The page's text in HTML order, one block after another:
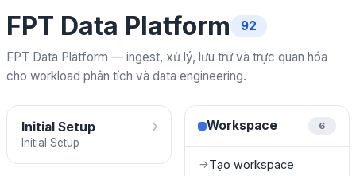
FPT Data Platform 92
FPT Data Platform — ingest, xử lý, lưu trữ và trực quan hóa
cho workload phân tích và data engineering.
Initial Setup
Initial Setup
› Workspace 6
→Tạo workspace